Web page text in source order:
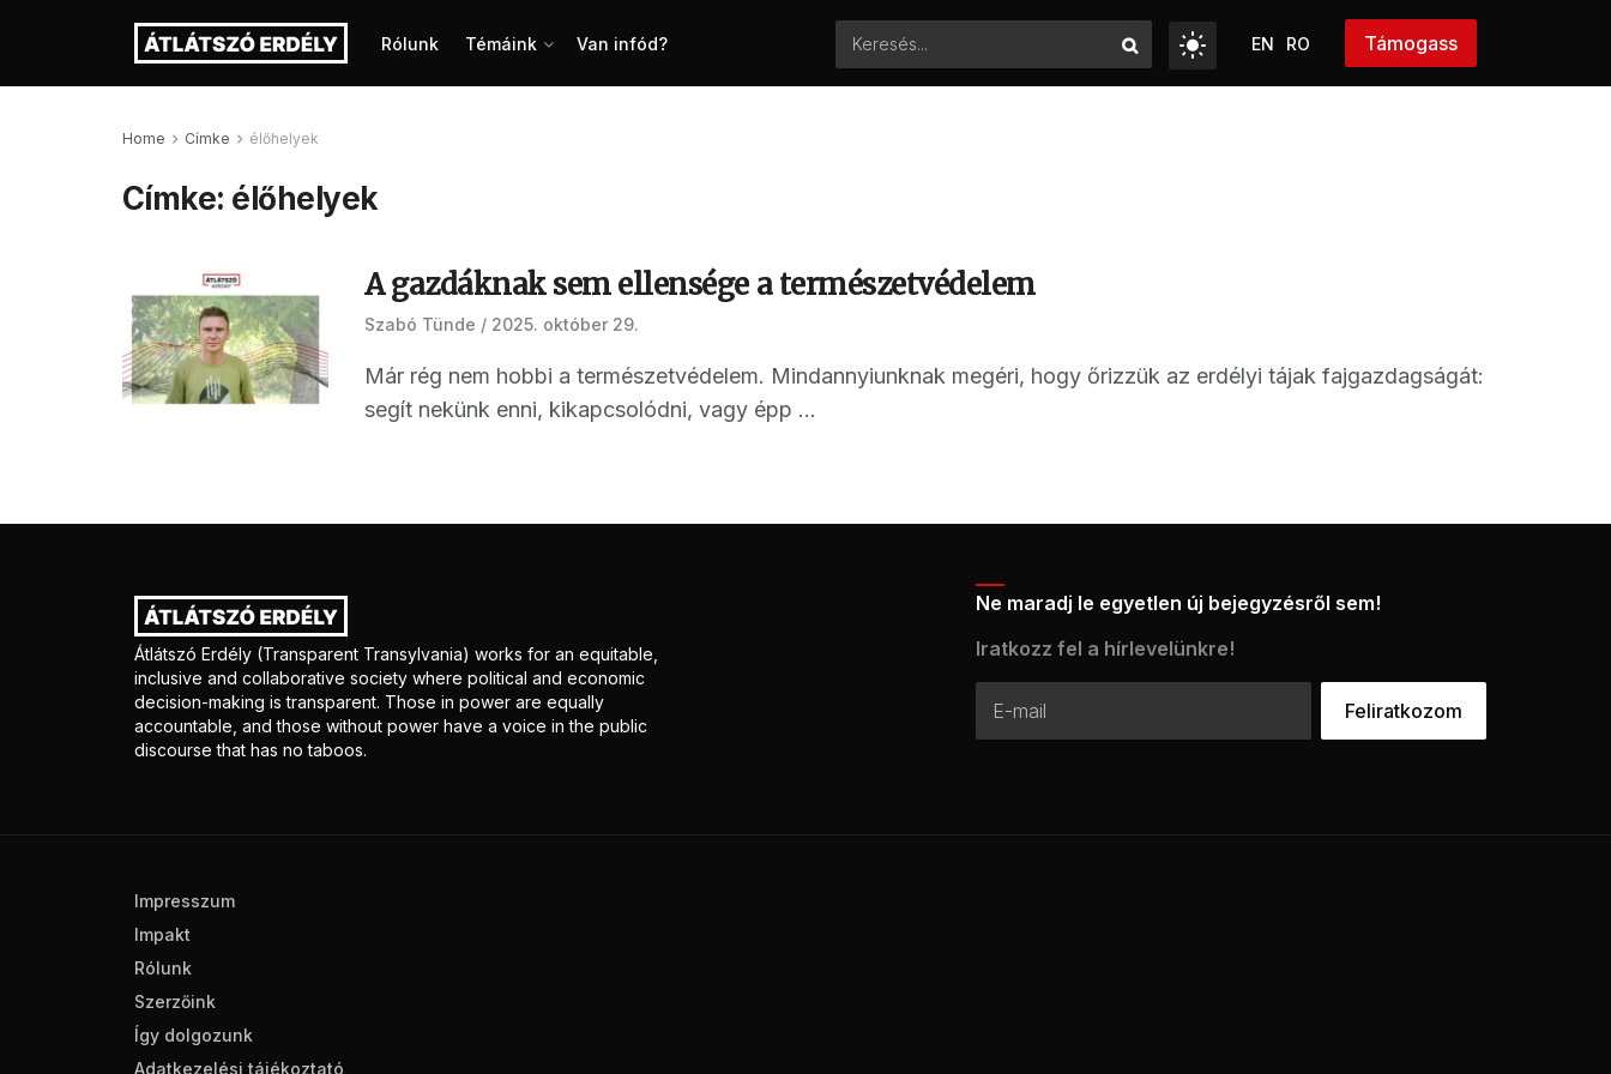
Rólunk Témáink Van infód? EN RO Támogass
Home Címke élőhelyek
Címke: élőhelyek
A gazdáknak sem ellensége a természetvédelem
Szabó Tünde 2025. október 29.
Már rég nem hobbi a természetvédelem. Mindannyiunknak megéri, hogy őrizzük az erdélyi tájak fajgazdagságát:
segít nekünk enni, kikapcsolódni, vagy épp ...
Átlátszó Erdély (Transparent Transylvania) works for an equitable,
inclusive and collaborative society where political and economic
decision-making is transparent. Those in power are equally
accountable, and those without power have a voice in the public
discourse that has no taboos.
Ne maradj le egyetlen új bejegyzésről sem!
Iratkozz fel a hírlevelünkre!
Impresszum
Impakt
Rólunk
Szerzőink
Így dolgozunk
Adatkezelési tájékoztató